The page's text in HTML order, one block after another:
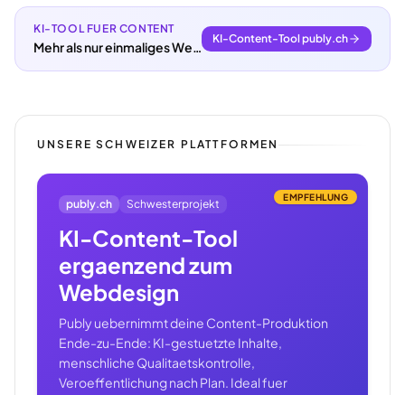
KI-TOOL FUER CONTENT
Mehr als nur einmaliges Webdesign.
KI-Content-Tool publy.ch
UNSERE SCHWEIZER PLATTFORMEN
EMPFEHLUNG
publy.ch Schwesterprojekt
KI-Content-Tool
ergaenzend zum
Webdesign
Publy uebernimmt deine Content-Produktion
Ende-zu-Ende: KI-gestuetzte Inhalte,
menschliche Qualitaetskontrolle,
Veroeffentlichung nach Plan. Ideal fuer